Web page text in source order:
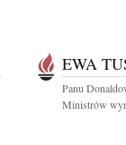
EWA
Panu
Ministrów